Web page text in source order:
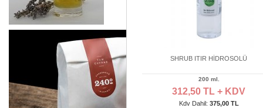
SHRUB ITIR HİDROSOLÜ
200 ml.
312,50 TL + KDV
Kdv Dahil: 375,00 TL